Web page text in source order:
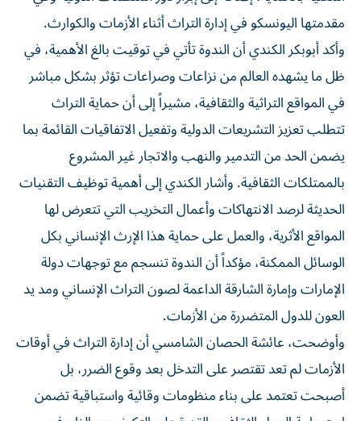
مقدمتها اليونسكو في إدارة التراث أثناء الأزمات والكوارث.
وأكد أبوبكر الكندي أن الندوة تأتي في توقيت بالغ الأهمية، في
ظل ما يشهده العالم من نزاعات وصراعات تؤثر بشكل مباشر
في المواقع التراثية والثقافية، مشيراً إلى أن حماية التراث
تتطلب تعزيز التشريعات الدولية وتفعيل الاتفاقيات القائمة بما
يضمن الحد من التدمير والنهب والاتجار غير المشروع
بالممتلكات الثقافية. وأشار الكندي إلى أهمية توظيف التقنيات
الحديثة لرصد الانتهاكات وأعمال التخريب التي تتعرض لها
المواقع الأثرية، والعمل على حماية هذا الإرث الإنساني بكل
الوسائل الممكنة، مؤكداً أن الندوة تنسجم مع توجهات دولة
الإمارات وإمارة الشارقة الداعمة لصون التراث الإنساني ومد يد
العون للدول المتضررة من الأزمات.
وأوضحت، عائشة الحصان الشامسي أن إدارة التراث في أوقات
الأزمات لم تعد تقتصر على التدخل بعد وقوع الضرر، بل
أصبحت تعتمد على بناء منظومات وقائية واستباقية تضمن